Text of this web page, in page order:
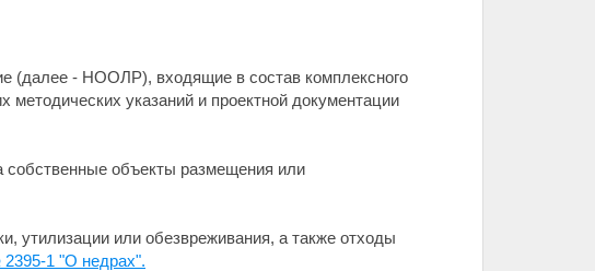
(далее - НООЛР), входящие в состав комплексного
указаний и проектной документации
объекты размещения или
утилизации или обезвреживания, а также отходы
1 "О недрах".